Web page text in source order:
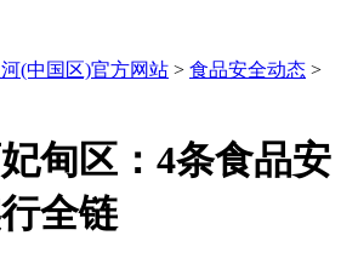
河(中国区)官方网站 > 食品安全动态 >
甸区：4条食品安
全链